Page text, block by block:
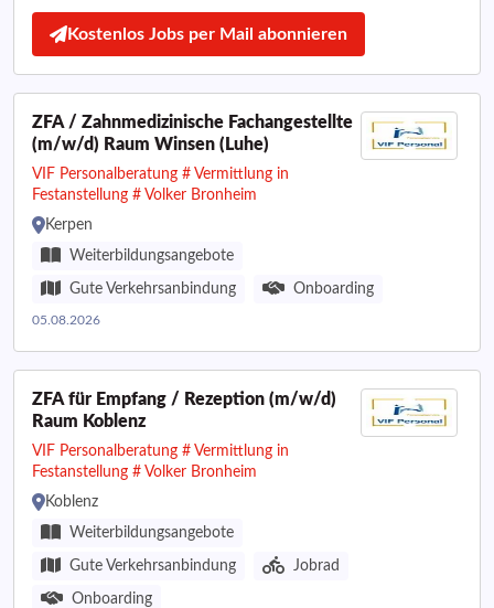
Kostenlos Jobs per Mail abonnieren
ZFA / Zahnmedizinische Fachangestellte
(m/w/d) Raum Winsen (Luhe)
VIF Personalberatung # Vermittlung in
Festanstellung # Volker Bronheim
Kerpen
Weiterbildungsangebote
Gute Verkehrsanbindung Onboarding
05.08.2026
ZFA für Empfang / Rezeption (m/w/d)
Raum Koblenz
VIF Personalberatung # Vermittlung in
Festanstellung # Volker Bronheim
Koblenz
Weiterbildungsangebote
Gute Verkehrsanbindung Jobrad
Onboarding